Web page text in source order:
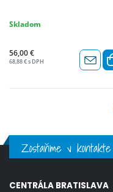
Skladom
56,00 €
68,88 € s DPH
Zostaňme v kontakte
CENTRÁLA BRATISLAVA